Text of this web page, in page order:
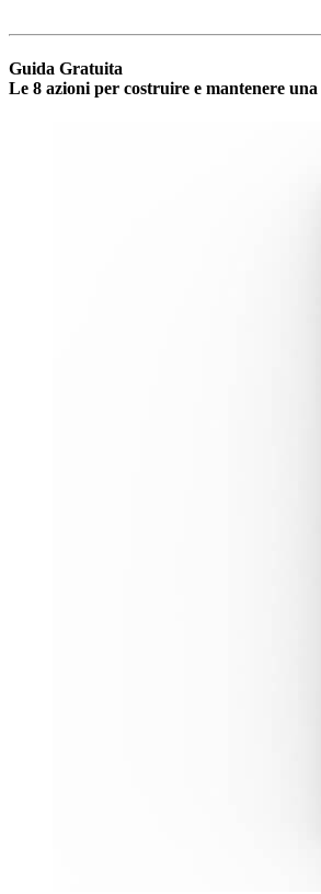
Guida Gratuita
Le 8 azioni per costruire e mantenere